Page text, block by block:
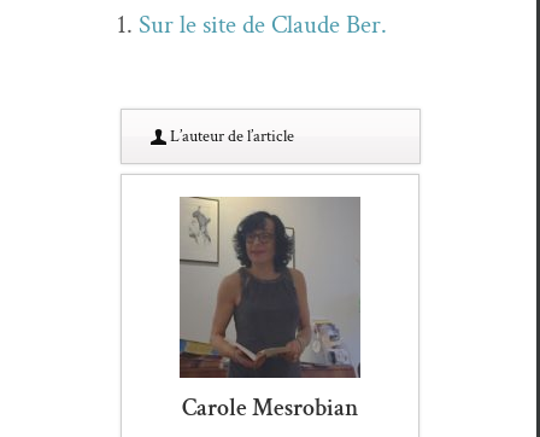
Sur le site de Claude Ber.
L’au­teur de l’article
Carole Mesrobian